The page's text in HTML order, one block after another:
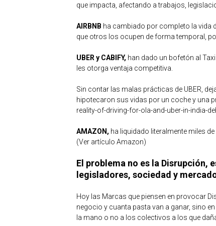
que impacta, afectando a trabajos,
AIRBNB ha cambiado por completo la vida
que otros los ocupen de forma temporal,
UBER y CABIFY, han dado un bofetón al
les otorga ventaja competitiva.
Sin contar las malas prácticas de UBER,
hipotecaron sus vidas por un coche y una
reality-of-driving-for-ola-and-uber-in-india-
AMAZON, ha liquidado literalmente miles
(Ver artículo Amazon)
El problema no es la Disrupción,
legisladores, sociedad y
Hoy las Marcas que piensen en provocar
negocio y cuanta pasta van a ganar, sino
la mano o no a los colectivos a los que